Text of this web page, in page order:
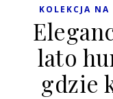
KOLEKCJA NA
lato
gdzie